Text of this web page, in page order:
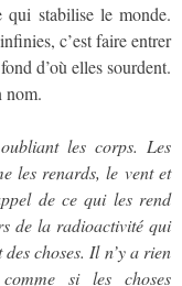
qui stabilise le monde.
c’est faire entrer
d’où elles sourdent.
nom.
les corps. Les
les renards, le vent et
de ce qui les rend
de la radioactivité qui
choses. Il n’y a rien
si les choses